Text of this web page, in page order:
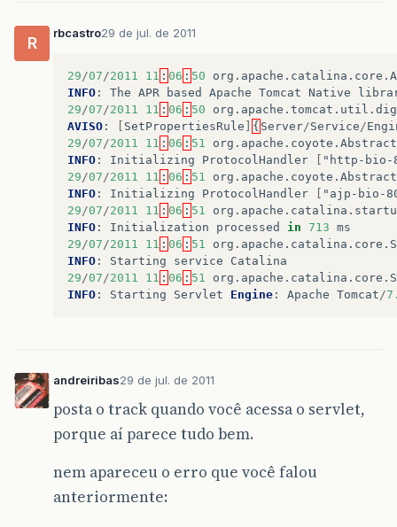
R
rbcastro29 de jul. de 2011
29/07/2011 11 : 06 : 50 org . apache . catalina . core .
INFO : The APR based Apache Tomcat Native
29/07/2011 11 : 06 : 50 org . apache . tomcat . util .
AVISO : SetPropertiesRule { Server/Service/
29/07/2011 11 : 06 : 51 org . apache . coyote .
INFO : Initializing ProtocolHandler
"http-bio-
29/07/2011 11 : 06 : 51 org . apache . coyote .
INFO : Initializing ProtocolHandler
"ajp-bio-
29/07/2011 11 : 06 : 51 org . apache . catalina .
INFO : Initialization processed in 713 ms
29/07/2011 11 : 06 : 51 org . apache . catalina . core .
INFO : Starting service
Catalina
29/07/2011 11 : 06 : 51 org . apache . catalina . core .
INFO : Starting Servlet Engine : Apache Tomcat/
andreiribas29 de jul. de 2011
posta o track quando você acessa o servlet,
porque aí parece tudo bem.
nem apareceu o erro que você falou
anteriormente: